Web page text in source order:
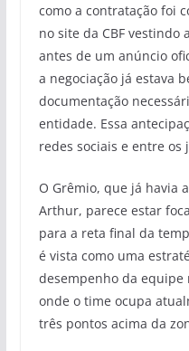
como a contratação foi
no site da CBF vestindo
antes de um anúncio
a negociação já estava
documentação
entidade. Essa
redes sociais e entre
O Grêmio, que já havia
Arthur, parece estar
para a reta final da
é vista como uma
desempenho da equipe
onde o time ocupa
três pontos acima da